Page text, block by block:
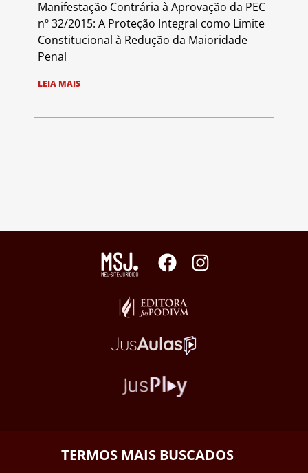
Manifestação Contrária à Aprovação da PEC
nº 32/2015: A Proteção Integral como Limite
Constitucional à Redução da Maioridade
Penal
LEIA MAIS
TERMOS MAIS BUSCADOS